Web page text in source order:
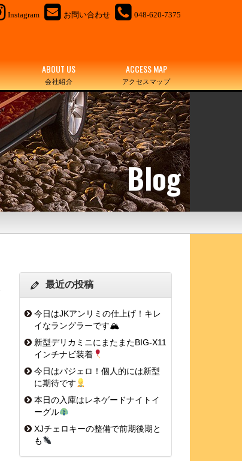
Instagram お問い合わせ 048-620-7375
ABOUT US
会社紹介
ACCESS MAP
アクセスマップ
Blog
最近の投稿
今日はJKアンリミの仕上げ！キレ
イなラングラーです🏔
新型デリカミニにまたまたBIG-X11
インチナビ装着
今日はパジェロ！個人的には新型
に期待です
本日の入庫はレネゲードナイトイ
ーグル
XJチェロキーの整備で前期後期と
も